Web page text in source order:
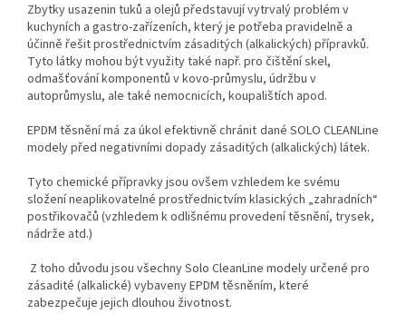
Zbytky usazenin tuků a olejů představují vytrvalý problém v
kuchyních a gastro-zařízeních, který je potřeba pravidelně a
účinně řešit prostřednictvím zásaditých (alkalických) přípravků.
Tyto látky mohou být využity také např. pro čištění skel,
odmašťování komponentů v kovo-průmyslu, údržbu v
autoprůmyslu, ale také nemocnicích, koupalištích apod.
EPDM těsnění má za úkol efektivně chránit dané SOLO CLEANLine
modely před negativními dopady zásaditých (alkalických) látek.
Tyto chemické přípravky jsou ovšem vzhledem ke svému
složení neaplikovatelné prostřednictvím klasických „zahradních“
postřikovačů (vzhledem k odlišnému provedení těsnění, trysek,
nádrže atd.)
Z toho důvodu jsou všechny Solo CleanLine modely určené pro
zásadité (alkalické) vybaveny EPDM těsněním, které
zabezpečuje jejich dlouhou životnost.